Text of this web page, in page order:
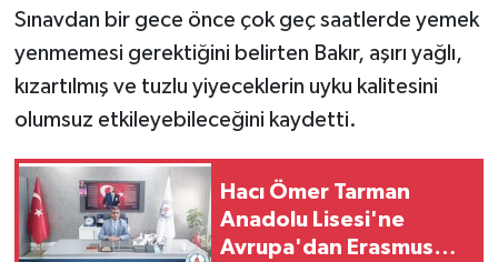
Sınavdan bir gece önce çok geç saatlerde yemek
yenmemesi gerektiğini belirten Bakır, aşırı yağlı,
kızartılmış ve tuzlu yiyeceklerin uyku kalitesini
olumsuz etkileyebileceğini kaydetti.
Hacı Ömer Tarman
Anadolu Lisesi'ne
Avrupa'dan Erasmus+